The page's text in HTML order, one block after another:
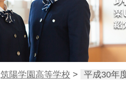
筑陽学園高等学校 >
平成30年